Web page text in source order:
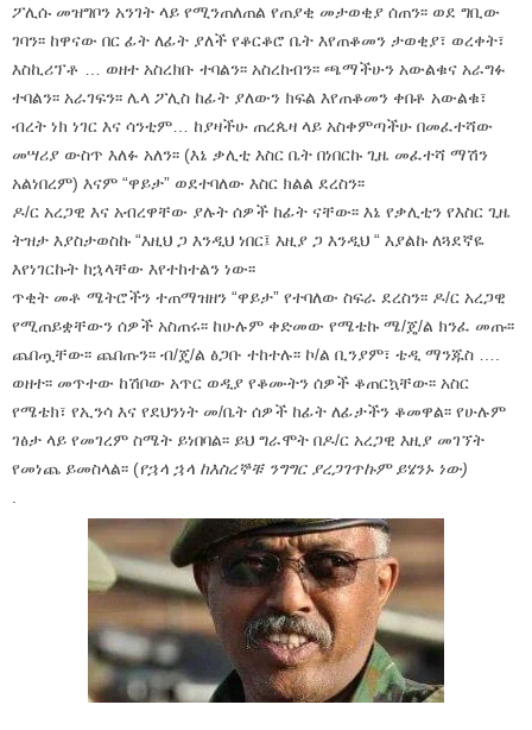
ፖሊሱ መዝግቦን አንገት ላይ የሚንጠለጠል የጠያቂ መታወቂያ ሰጠን፡፡ ወደ ግቢው
ገባን፡፡ ከዋናው በር ፊት ለፊት ያለች የቆርቆሮ ቤት እየጠቆመን ታወቂያ፣ ወረቀት፣
እስኪሪፕቶ … ወዘተ አስረክቡ ተባልን፡፡ አስረከብን፡፡ ጫማችሁን አውልቁና አራግፉ
ተባልን፡፡ አራገፍን፡፡ ሌላ ፖሊስ ከፊት ያለውን ክፍል እየጠቆመን ቀበቶ አውልቁ፣
ብረት ነክ ነገር እና ሳንቲም… ከያዛችሁ ጠረጴዛ ላይ አስቀምጣችሁ በመፈተሻው
መሣሪያ ውስጥ እለፉ አለን፡፡ (እኔ ቃሊቲ እስር ቤት በነበርኩ ጊዜ መፈተሻ ማሽን
አልነበረም) እናም “ዋይታ” ወደተባለው እስር ክልል ደረስን፡፡
ዶ/ር አረጋዊ እና አብረዋቸው ያሉት ሰዎች ከፊት ናቸው፡፡ እኔ የቃሊቲን የእስር ጊዜ
ትዝታ እያስታወስኩ “እዚህ ጋ እንዲህ ነበር፤ እዚያ ጋ እንዲህ “ እያልኩ ለጓደኛዬ
እየነገርኩት ከኋላቸው እየተከተልን ነው፡፡
ጥቂት መቶ ሜትሮችን ተጠማዝዘን “ዋይታ” የተባለው ስፍራ ደረስን፡፡ ዶ/ር አረጋዊ
የሚጠይቋቸውን ሰዎች አስጠሩ፡፡ ከሁሉም ቀድመው የሜቴኩ ሜ/ጄ/ል ክንፈ መጡ፡፡
ጨበጧቸው፡፡ ጨበጡን፡፡ ብ/ጄ/ል ፅጋቡ ተከተሉ፡፡ ኮ/ል ቢንያም፣ ቴዲ ማንጁስ ….
ወዘተ፡፡ መጥተው ከሽቦው አጥር ወዲያ የቆሙትን ሰዎች ቆጠርኳቸው፡፡ አስር
የሜቴክ፣ የኢንሳ እና የደህንነት መ/ቤት ሰዎች ከፊት ለፊታችን ቆመዋል፡፡ የሁሉም
ገፅታ ላይ የመገረም ስሜት ይነበባል፡፡ ይህ ግራሞት በዶ/ር አረጋዊ እዚያ መገኘት
የመነጨ ይመስላል፡፡ (የኋላ ኋላ ከእስረኞቹ ንግግር ያረጋገጥኩም ይሄንኑ ነው)